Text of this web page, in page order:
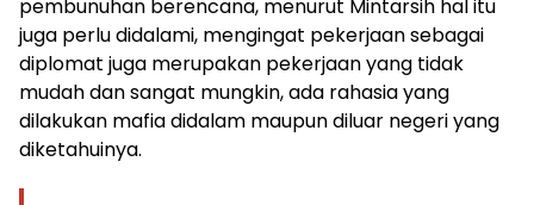
pembunuhan berencana, menurut Mintarsih hal itu
juga perlu didalami, mengingat pekerjaan sebagai
diplomat juga merupakan pekerjaan yang tidak
mudah dan sangat mungkin, ada rahasia yang
dilakukan mafia didalam maupun diluar negeri yang
diketahuinya.